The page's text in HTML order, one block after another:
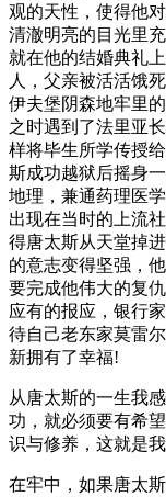
观的天性，使得他
清澈明亮的目光里
就在他的结婚典礼
人，父亲被活活饿
伊夫堡阴森地牢里
之时遇到了法里亚
样将毕生所学传授
斯成功越狱后摇身
地理 ，兼通药理医学
出现在当时的上流
得唐太斯从天堂掉
的意志变得坚强，
要完成他伟大的复
应有的报应，银行
待自己老东家莫雷
新拥有了幸福!
从唐太斯的一生我
功，就必须要有希
识与修养，这就是
在牢中，如果唐太